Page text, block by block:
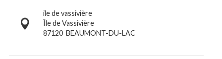
ile de vassivière
Île de Vassivière
87120 BEAUMONT-DU-LAC